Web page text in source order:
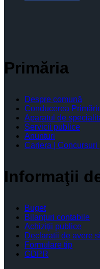
Primăria
Despre comună
Conducerea
Aparatul de
Servicii publice
Anunturi
Cariera | Concursuri
Informaţii
Buget
Bilanţuri contabile
Achiziţii publice
Declaratii de avere
Formulare tip
GDPR